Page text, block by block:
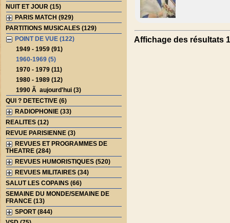
NUIT ET JOUR (15)
PARIS MATCH (929)
PARTITIONS MUSICALES (129)
POINT DE VUE (122)
1949 - 1959 (91)
1960-1969 (5)
1970 - 1979 (11)
1980 - 1989 (12)
1990 Ã aujourd'hui (3)
QUI ? DETECTIVE (6)
RADIOPHONIE (33)
REALITES (12)
REVUE PARISIENNE (3)
REVUES ET PROGRAMMES DE
THEATRE (284)
REVUES HUMORISTIQUES (520)
REVUES MILITAIRES (34)
SALUT LES COPAINS (66)
SEMAINE DU MONDE/SEMAINE DE
FRANCE (13)
SPORT (844)
Affichage des résultats